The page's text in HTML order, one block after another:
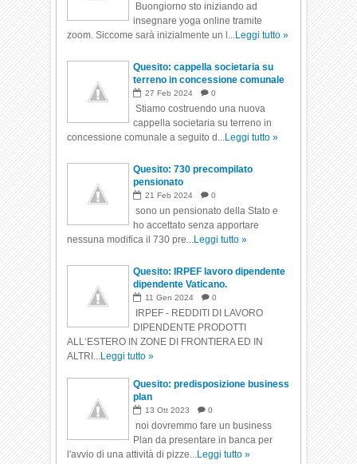
Buongiorno sto iniziando ad
insegnare yoga online tramite
zoom. Siccome sarà inizialmente un l...Leggi tutto »
Quesito: cappella societaria su
terreno in concessione comunale
27 Feb 2024 0
Stiamo costruendo una nuova
cappella societaria su terreno in
concessione comunale a seguito d...Leggi tutto »
Quesito: 730 precompilato
pensionato
21 Feb 2024 0
sono un pensionato della Stato e
ho accettato senza apportare
nessuna modifica il 730 pre...Leggi tutto »
Quesito: IRPEF lavoro dipendente
dipendente Vaticano.
11 Gen 2024 0
IRPEF - REDDITI DI LAVORO
DIPENDENTE PRODOTTI
ALL‘ESTERO IN ZONE DI FRONTIERA ED IN
ALTRI...Leggi tutto »
Quesito: predisposizione business
plan
13 Ott 2023 0
noi dovremmo fare un business
Plan da presentare in banca per
l'avvio di una attività di pizze...Leggi tutto »